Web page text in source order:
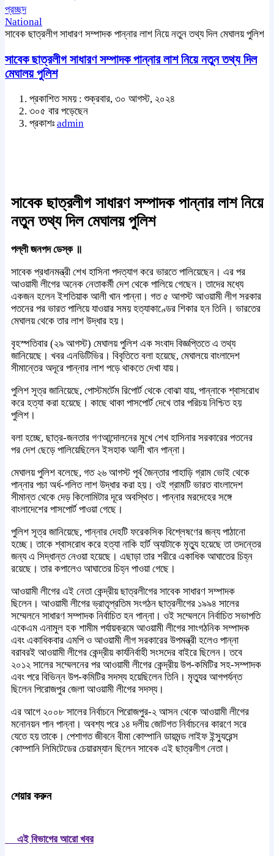
প্রচ্ছদ
National
সাবেক ছাত্রলীগ সাধারণ সম্পাদক পান্নার লাশ নিয়ে নতুন তথ্য দিল মেঘালয় পুলিশ
সাবেক ছাত্রলীগ সাধারণ সম্পাদক পান্নার লাশ নিয়ে নতুন তথ্য দিল
মেঘালয় পুলিশ
প্রকাশিত সময় : শুক্রবার, ৩০ আগস্ট, ২০২৪
৩০৫ বার পড়েছেন
প্রকাশঃ admin
সাবেক ছাত্রলীগ সাধারণ সম্পাদক পান্নার লাশ নিয়ে
নতুন তথ্য দিল মেঘালয় পুলিশ
পল্লী জনপদ ডেস্ক ॥
সাবেক প্রধানমন্ত্রী শেখ হাসিনা পদত্যাগ করে ভারতে পালিয়েছেন। এর পর
আওয়ামী লীগের অনেক নেতাকর্মী দেশ থেকে পালিয়ে গেছেন। তাদের মধ্যে
একজন হলেন ইশতিয়াক আলী খান পান্না। গত ৫ আগস্ট আওয়ামী লীগ সরকার
পতনের পর ভারত পালিয়ে যাওয়ার সময় হত্যাকাণ্ডের শিকার হন তিনি। ভারতের
মেঘালয় থেকে তার লাশ উদ্ধার হয়।
বৃহস্পতিবার (২৯ আগস্ট) মেঘালয় পুলিশ এক সংবাদ বিজ্ঞপ্তিতে এ তথ্য
জানিয়েছে। খবর এনডিটিভির। বিবৃতিতে বলা হয়েছে, মেঘালয়ে বাংলাদেশ
সীমান্তের অদূরে পান্নার লাশ পড়ে থাকতে দেখা যায়।
পুলিশ সূত্র জানিয়েছে, পোস্টমর্টেম রিপোর্ট থেকে বোঝা যায়, পান্নাকে শ্বাসরোধ
করে হত্যা করা হয়েছে। কাছে থাকা পাসপোর্ট দেখে তার পরিচয় নিশ্চিত হয়
পুলিশ।
বলা হচ্ছে, ছাত্র-জনতার গণআন্দোলনের মুখে শেখ হাসিনার সরকারের পতনের
পর দেশ ছেড়ে পালিয়েছিলেন ইসহাক আলী খান পান্না।
মেঘালয় পুলিশ বলেছে, গত ২৬ আগস্ট পূর্ব জৈন্তার পাহাড়ি গ্রাম ভোই থেকে
পান্নার পচা অর্ধ-গলিত লাশ উদ্ধার করা হয়। ওই গ্রামটি ভারত বাংলাদেশ
সীমান্ত থেকে দেড় কিলোমিটার দূরে অবস্থিত। পান্নার মরদেহের সঙ্গে
বাংলাদেশের পাসপোর্ট পাওয়া গেছে।
পুলিশ সূত্র জানিয়েছে, পান্নার দেহটি ফরেকসিক বিশ্লেষণের জন্য পাঠানো
হচ্ছে। তাকে শ্বাসরোধ করে হত্যা নাকি হার্ট অ্যাটাকে মৃত্যু হয়েছে তা তদন্তের
জন্য এ সিদ্ধান্ত নেওয়া হয়েছে। এছাড়া তার শরীরে একাধিক আঘাতের চিহ্ন
রয়েছে। তার কপালেও আঘাতের চিহ্ন পাওয়া গেছে।
আওয়ামী লীগের এই নেতা কেন্দ্রীয় ছাত্রলীগের সাবেক সাধারণ সম্পাদক
ছিলেন। আওয়ামী লীগের ভ্রাতৃপ্রতিম সংগঠন ছাত্রলীগের ১৯৯৪ সালের
সম্মেলনে সাধারণ সম্পাদক নির্বাচিত হন পান্না। ওই সম্মেলনে নির্বাচিত সভাপতি
একেএম এনামুল হক শামীম পর্যায়ক্রমে আওয়ামী লীগের সাংগঠনিক সম্পাদক
এবং একাধিকবার এমপি ও আওয়ামী লীগ সরকারের উপমন্ত্রী হলেও পান্না
বরাবরই আওয়ামী লীগের কেন্দ্রীয় কার্যনির্বাহী সংসদের বাইরে ছিলেন। তবে
২০১২ সালের সম্মেলনের পর আওয়ামী লীগের কেন্দ্রীয় উপ-কমিটির সহ-সম্পাদক
এবং পরে বিভিন্ন উপ-কমিটির সদস্য হয়েছিলেন তিনি। মৃত্যুর আগপর্যন্ত
ছিলেন পিরোজপুর জেলা আওয়ামী লীগের সদস্য।
এর আগে ২০০৮ সালের নির্বাচনে পিরোজপুর-২ আসন থেকে আওয়ামী লীগের
মনোনয়ন পান পান্না। অবশ্য পরে ১৪ দলীয় জোটগত নির্বাচনের কারণে সরে
যেতে হয় তাকে। পেশাগত জীবনে বীমা কোম্পানি ডায়মন্ড লাইফ ইন্স্যুরেন্স
কোম্পানি লিমিটেডের চেয়ারম্যান ছিলেন সাবেক এই ছাত্রলীগ নেতা।
শেয়ার করুন
এই বিভাগের আরো খবর